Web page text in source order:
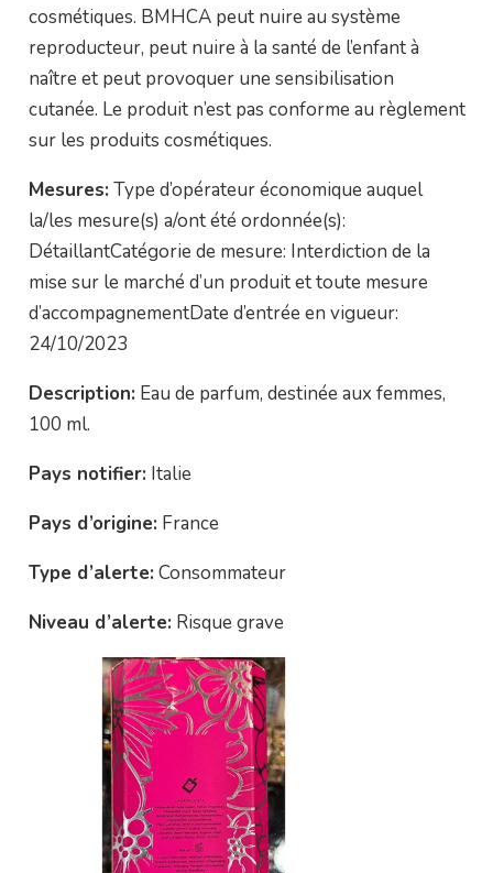
cosmétiques. BMHCA peut nuire au système
reproducteur, peut nuire à la santé de l’enfant à
naître et peut provoquer une sensibilisation
cutanée. Le produit n’est pas conforme au règlement
sur les produits cosmétiques.
Mesures: Type d’opérateur économique auquel
la/les mesure(s) a/ont été ordonnée(s):
DétaillantCatégorie de mesure: Interdiction de la
mise sur le marché d’un produit et toute mesure
d’accompagnementDate d’entrée en vigueur:
24/10/2023
Description: Eau de parfum, destinée aux femmes,
100 ml.
Pays notifier: Italie
Pays d’origine: France
Type d’alerte: Consommateur
Niveau d’alerte: Risque grave